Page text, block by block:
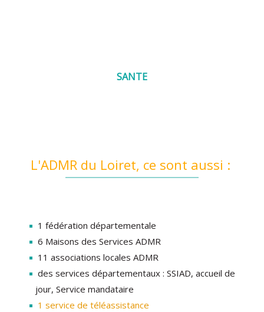
SANTE
L'ADMR du Loiret, ce sont aussi :
1 fédération départementale
6 Maisons des Services ADMR
11 associations locales​ ADMR
des services départementaux : SSIAD, accueil de
jour, Service mandataire
1 service de téléassistance